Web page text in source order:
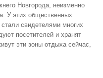
Новгорода, неизменно
У этих общественных
свидетелями многих
посетителей и хранят
эти зоны отдыха сейчас,